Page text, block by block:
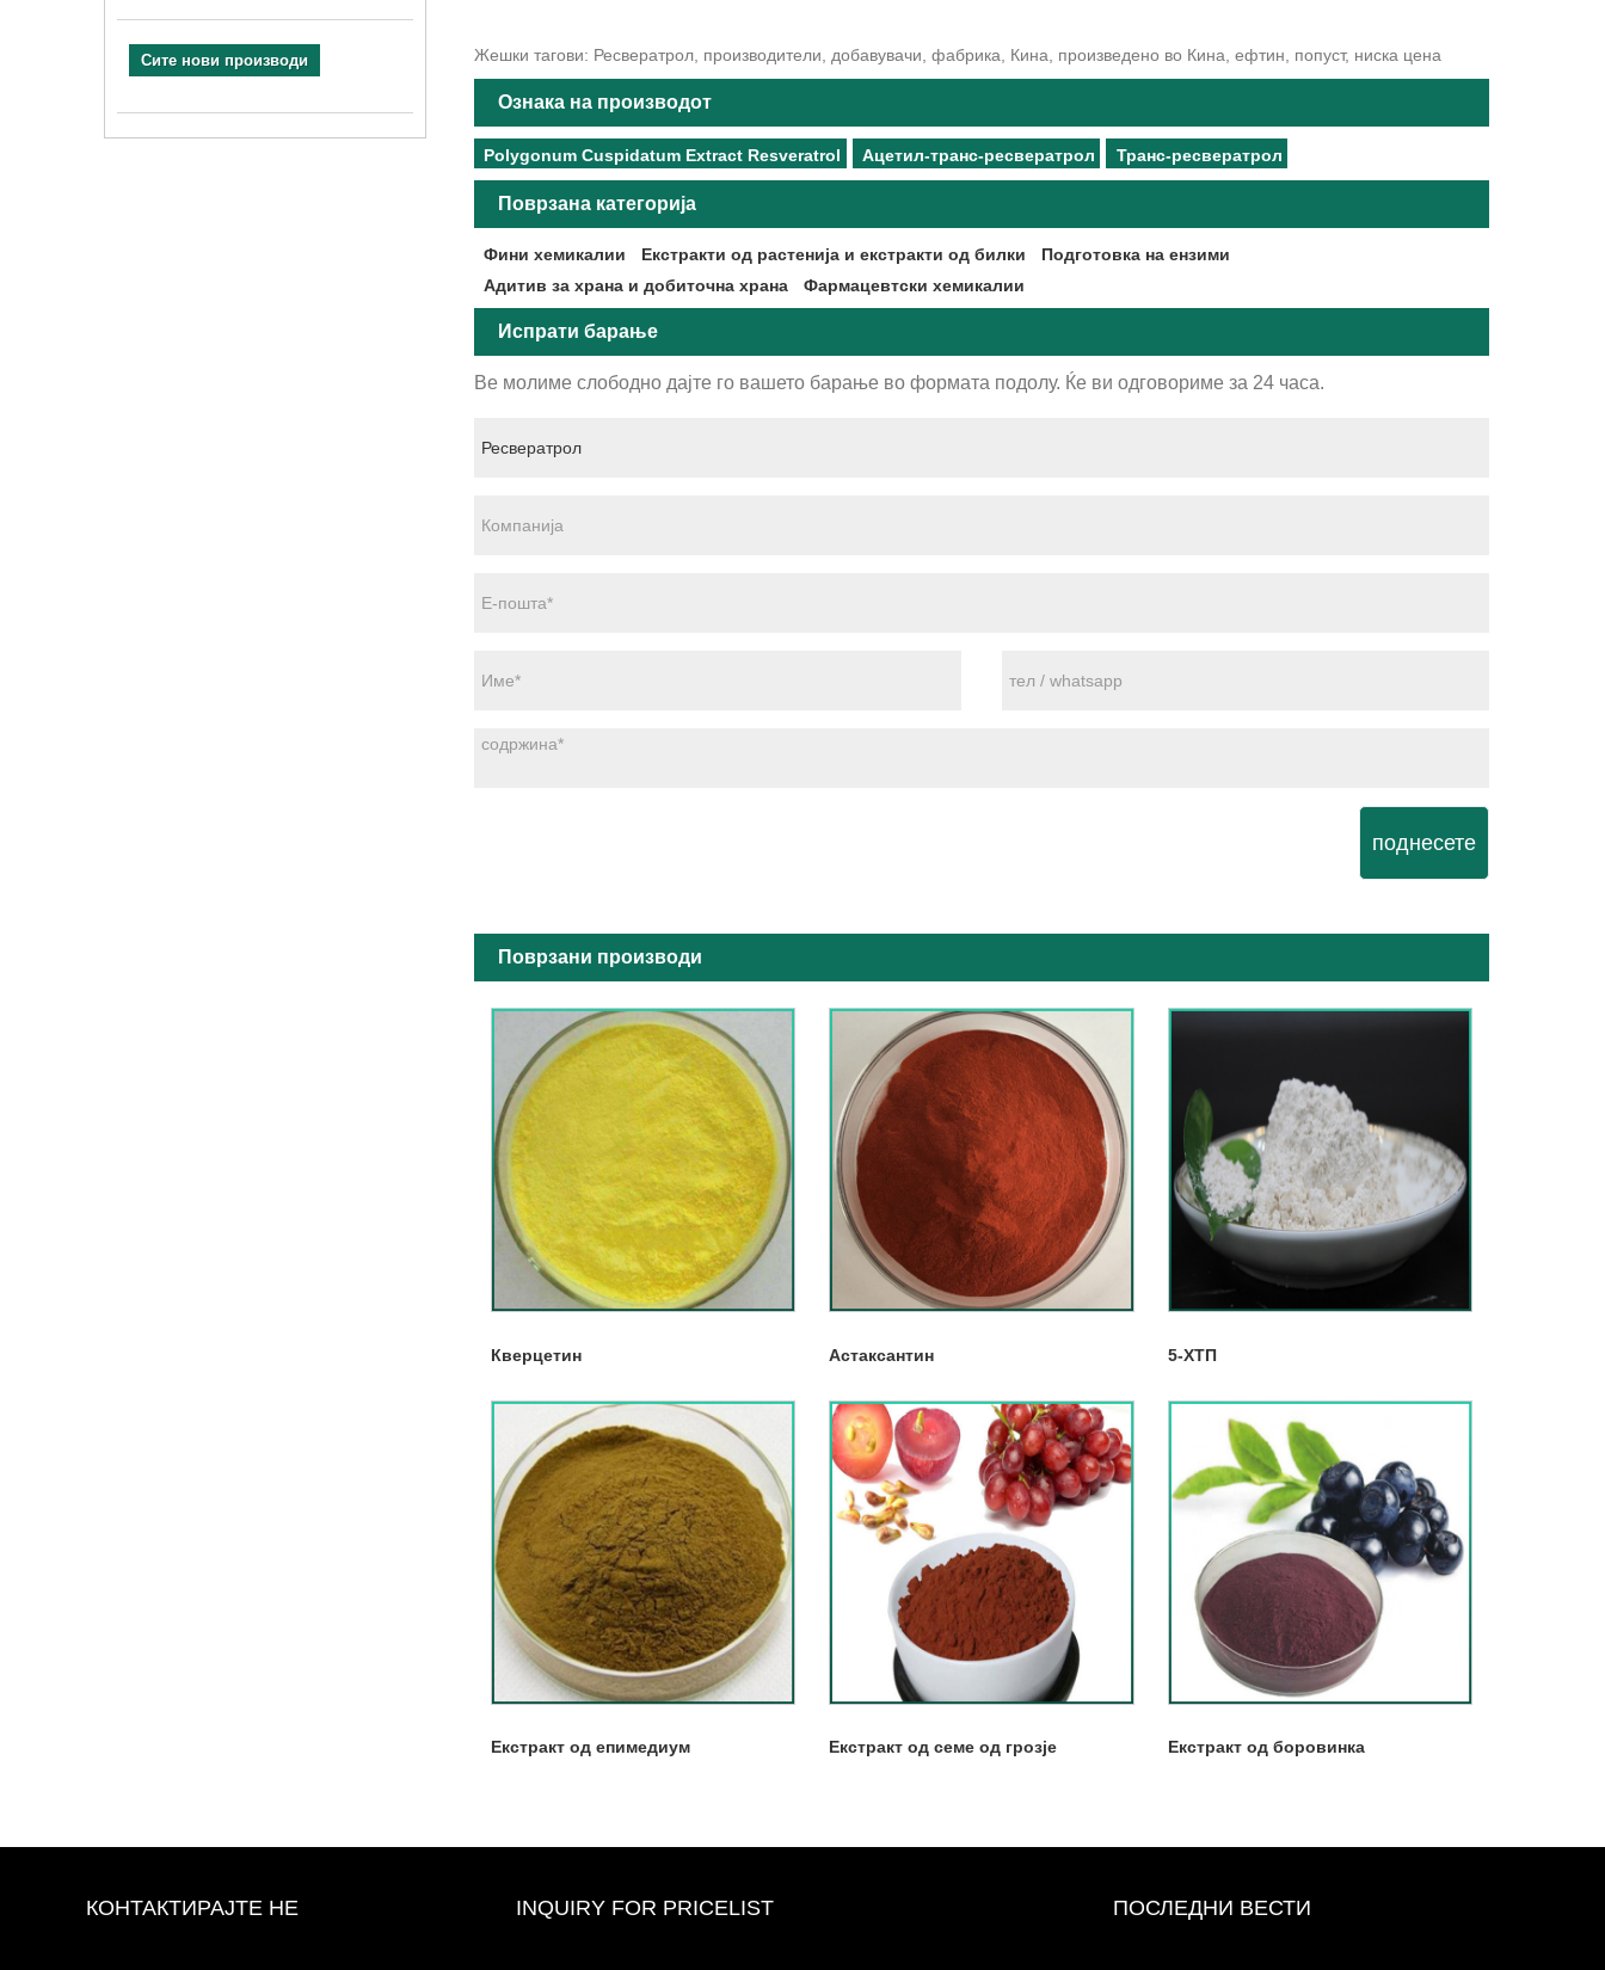
Сите нови производи Жешки тагови: Ресвератрол, производители, добавувачи, фабрика, Кина, произведено во Кина, ефтин, попуст, ниска цена
Ознака на производот
Polygonum Cuspidatum Extract Resveratrol Ацетил-транс-ресвератрол Транс-ресвератрол
Поврзана категорија
Фини хемикалии Екстракти од растенија и екстракти од билки
Подготовка на ензими
Адитив за храна и добиточна храна
Фармацевтски хемикалии
Испрати барање
Ве молиме слободно дајте го вашето барање во формата подолу. Ќе ви одговориме за 24 часа.
поднесете
Поврзани производи
Кверцетин Астаксантин 5-ХТП
Екстракт од епимедиум Екстракт од семе од грозје Екстракт од боровинка
КОНТАКТИРАЈТЕ НЕ INQUIRY FOR PRICELIST ПОСЛЕДНИ ВЕСТИ